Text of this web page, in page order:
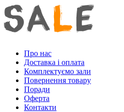
Про нас
Доставка і оплата
Комплектуємо зали
Повернення товару
Поради
Оферта
Контакти